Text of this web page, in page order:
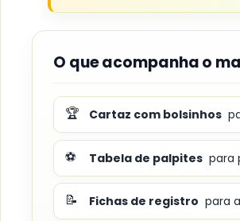
O que acompanha o
🏆 Cartaz com bolsinhos
⚽ Tabela de palpites para
📝 Fichas de registro para